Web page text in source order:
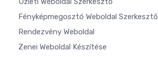
Fényképmegosztó Weboldal Szerkesztő
Rendezvény Weboldal
Zenei Weboldal Készítése